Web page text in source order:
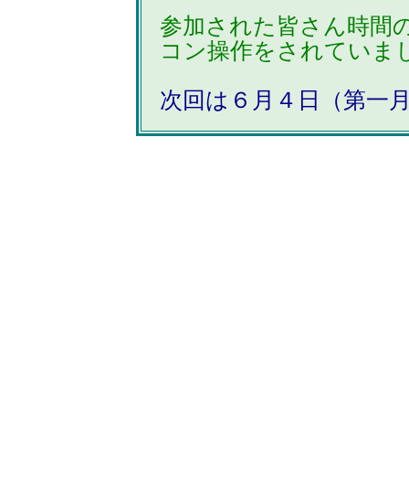
参加された皆さん時間
コン操作をされていま
次回は６月４日（第一